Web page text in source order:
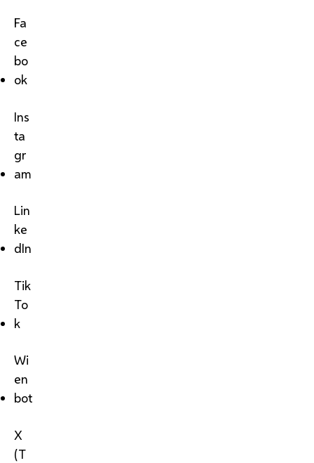
Fa
ce
bo
ok
Ins
ta
gr
am
Lin
ke
dIn
Tik
To
k
Wi
en
bot
X
(T